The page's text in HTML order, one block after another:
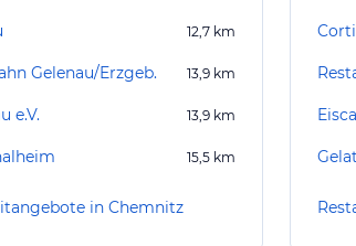
12,7 km
Gelenau/Erzgeb. 13,9 km
e.V. 13,9 km
15,5 km
in Chemnitz